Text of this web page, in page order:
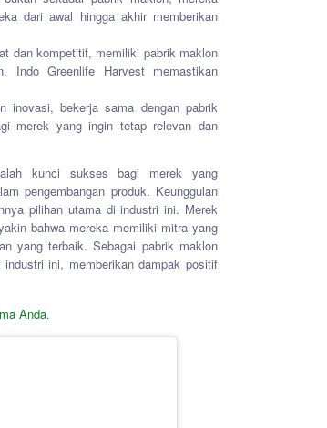
dari awal hingga akhir memberikan
dan kompetitif, memiliki pabrik maklon
Indo Greenlife Harvest memastikan
inovasi, bekerja sama dengan pabrik
merek yang ingin tetap relevan dan
kunci sukses bagi merek yang
pengembangan produk. Keunggulan
pilihan utama di industri ini. Merek
bahwa mereka memiliki mitra yang
yang terbaik. Sebagai pabrik maklon
ini, memberikan dampak positif
Anda.